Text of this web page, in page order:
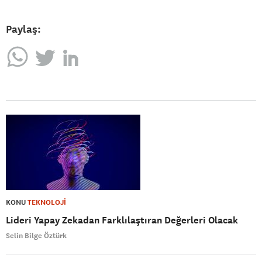
Paylaş:
KONUTEKNOLOJİ
Lideri Yapay Zekadan Farklılaştıran Değerleri Olacak
Selin Bilge Öztürk